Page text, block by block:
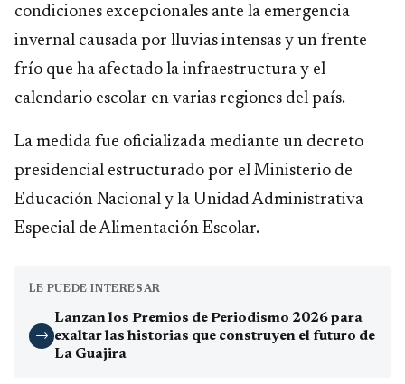
condiciones excepcionales ante la emergencia
invernal causada por lluvias intensas y un frente
frío que ha afectado la infraestructura y el
calendario escolar en varias regiones del país.
La medida fue oficializada mediante un decreto
presidencial estructurado por el Ministerio de
Educación Nacional y la Unidad Administrativa
Especial de Alimentación Escolar.
LE PUEDE INTERESAR
→
Lanzan los Premios de Periodismo 2026 para
exaltar las historias que construyen el futuro de
La Guajira